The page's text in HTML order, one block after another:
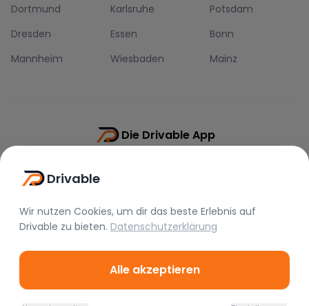
Dortmund
Karlsruhe
Potsdam
Dresden
Essen
Bonn
Mannheim
Wiesbaden Mainz
Die Drivable App
©2026Drivable.Alle Rechte vorbehalten.
Drivable
Wir nutzen Cookies, um dir das beste Erlebnis auf
Drivable zu bieten. Datenschutzerklärung
Alle akzeptieren